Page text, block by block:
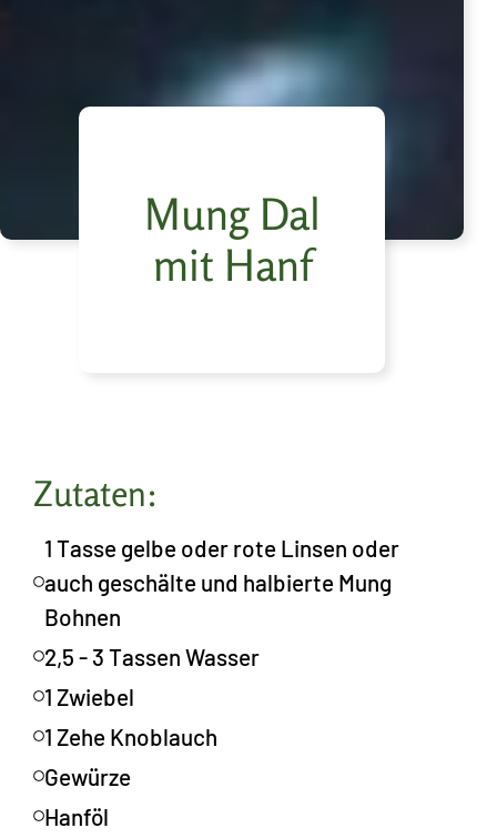
Mung Dal
mit Hanf
Zutaten:
1 Tasse gelbe oder rote Linsen oder
auch geschälte und halbierte Mung
Bohnen
2,5 - 3 Tassen Wasser
1 Zwiebel
1 Zehe Knoblauch
Gewürze
Hanföl